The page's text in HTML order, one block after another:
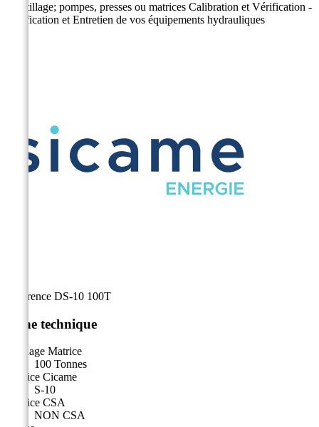
d’outillage; pompes, presses ou matrices Calibration et Vérification -
Vérification et Entretien de vos équipements hydrauliques
Référence DS-10 100T
Fiche technique
Tonnage Matrice
100 Tonnes
Matrice Cicame
S-10
Matrice CSA
NON CSA